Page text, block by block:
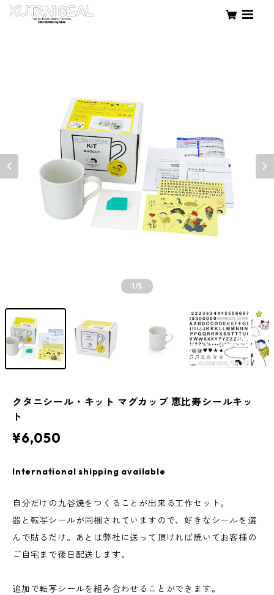
1/5
クタニシール・キット マグカップ 恵比寿シールキッ
ト
¥6,050
International shipping available
自分だけの九谷焼をつくることが出来る工作セット。
器と転写シールが同梱されていますので、好きなシールを選
んで貼るだけ。あとは弊社に送って頂ければ焼いてお客様の
ご自宅まで後日配送します。
追加で転写シールを組み合わせることができます。